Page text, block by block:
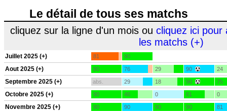
Le détail de tous ses matchs
cliquez sur la ligne d'un mois ou cliquez ici pour
les matchs (+)
Juillet 2025 (+) 81 90
Aout 2025 (+) 90 76 29 90 24
Septembre 2025 (+) abs. 29 18 90 75
Octobre 2025 (+) 90 46 0 61 0
Novembre 2025 (+) 90 90 90 90 81